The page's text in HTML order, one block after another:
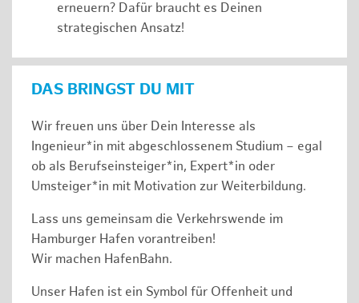
erneuern? Dafür braucht es Deinen
strategischen Ansatz!
DAS BRINGST DU MIT
Wir freuen uns über Dein Interesse als
Ingenieur*in mit abgeschlossenem Studium – egal
ob als Berufseinsteiger*in, Expert*in oder
Umsteiger*in mit Motivation zur Weiterbildung.
Lass uns gemeinsam die Verkehrswende im
Hamburger Hafen vorantreiben!
Wir machen HafenBahn.
Unser Hafen ist ein Symbol für Offenheit und